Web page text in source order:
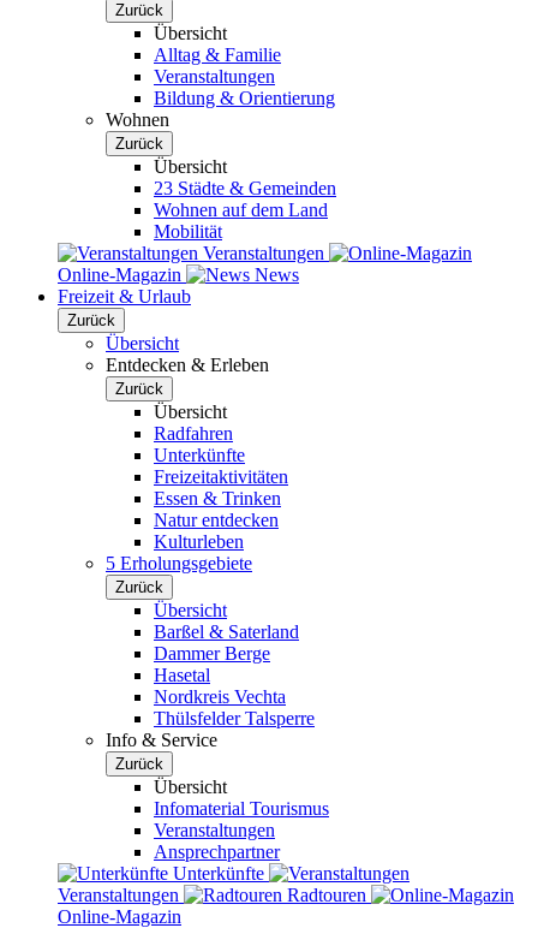
Zurück
Übersicht
Alltag & Familie
Veranstaltungen
Bildung & Orientierung
Wohnen
Zurück
Übersicht
23 Städte & Gemeinden
Wohnen auf dem Land
Mobilität
Veranstaltungen
Online-Magazin
News
Freizeit & Urlaub
Zurück
Übersicht
Entdecken & Erleben
Zurück
Übersicht
Radfahren
Unterkünfte
Freizeitaktivitäten
Essen & Trinken
Natur entdecken
Kulturleben
5 Erholungsgebiete
Zurück
Übersicht
Barßel & Saterland
Dammer Berge
Hasetal
Nordkreis Vechta
Thülsfelder Talsperre
Info & Service
Zurück
Übersicht
Infomaterial Tourismus
Veranstaltungen
Ansprechpartner
Unterkünfte
Veranstaltungen
Radtouren
Online-Magazin